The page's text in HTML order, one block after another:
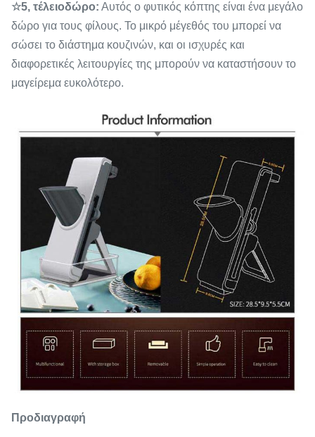
☆5, τέλειοδώρο: Αυτός ο φυτικός κόπτης είναι ένα μεγάλο
δώρο για τους φίλους. Το μικρό μέγεθός του μπορεί να
σώσει το διάστημα κουζινών, και οι ισχυρές και
διαφορετικές λειτουργίες της μπορούν να καταστήσουν το
μαγείρεμα ευκολότερο.
Προδιαγραφή